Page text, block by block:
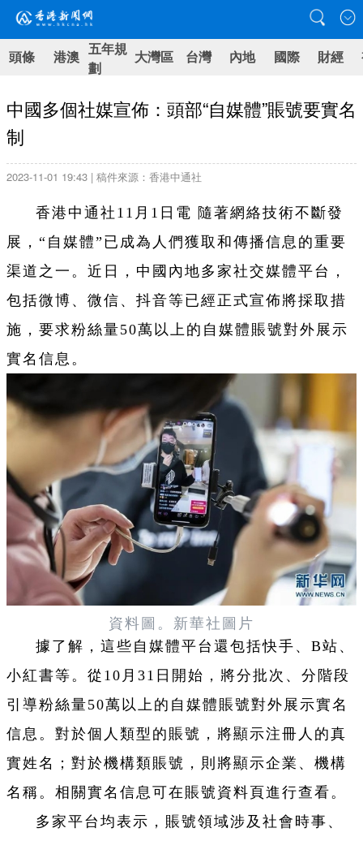
頭條 港澳 五年規
劃
大灣區 台灣 內地 國際 財經
中國多個社媒宣佈：頭部“自媒體”賬號要實名
制
2023-11-01 19:43 | 稿件來源：香港中通社
香港中通社11月1日電 隨著網絡技術不斷發
展，“自媒體”已成為人們獲取和傳播信息的重要
渠道之一。近日，中國內地多家社交媒體平台，
包括微博、微信、抖音等已經正式宣佈將採取措
施，要求粉絲量50萬以上的自媒體賬號對外展示
實名信息。
資料圖。新華社圖片
據了解，這些自媒體平台還包括快手、B站、
小紅書等。從10月31日開始，將分批次、分階段
引導粉絲量50萬以上的自媒體賬號對外展示實名
信息。對於個人類型的賬號，將顯示注冊人的真
實姓名；對於機構類賬號，則將顯示企業、機構
名稱。相關實名信息可在賬號資料頁進行查看。
多家平台均表示，賬號領域涉及社會時事、